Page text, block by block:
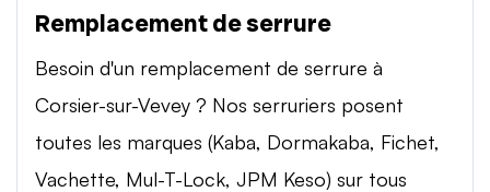
Remplacement de serrure
Besoin d'un remplacement de serrure à
Corsier-sur-Vevey ? Nos serruriers posent
toutes les marques (Kaba, Dormakaba, Fichet,
Vachette, Mul-T-Lock, JPM Keso) sur tous